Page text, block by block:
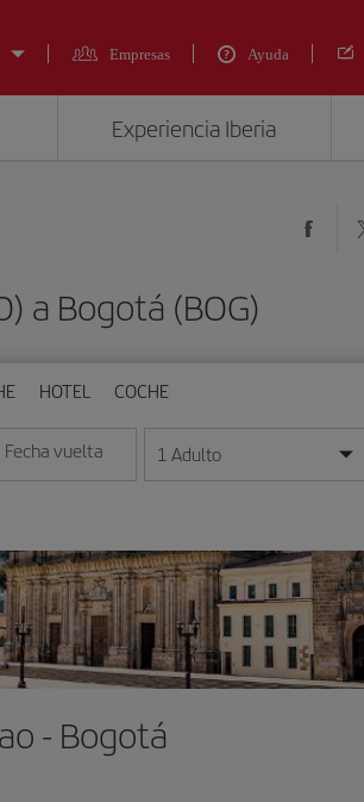
Empresas Ayuda
Experiencia Iberia
a Bogotá (BOG)
HOTEL COCHE
día/mes/año
Fecha vuelta
la fecha en formato día/mes/año
1 Adulto
- Bogotá